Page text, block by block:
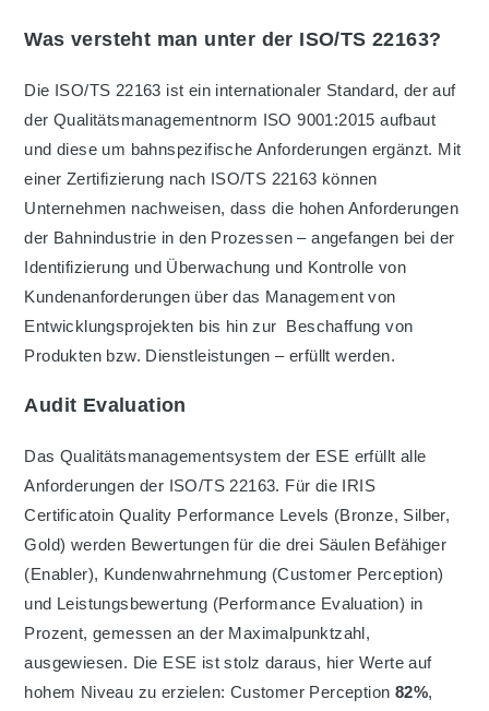
Was versteht man unter der ISO/TS 22163?
Die ISO/TS 22163 ist ein internationaler Standard, der auf
der Qualitätsmanagementnorm ISO 9001:2015 aufbaut
und diese um bahnspezifische Anforderungen ergänzt. Mit
einer Zertifizierung nach ISO/TS 22163 können
Unternehmen nachweisen, dass die hohen Anforderungen
der Bahnindustrie in den Prozessen – angefangen bei der
Identifizierung und Überwachung und Kontrolle von
Kundenanforderungen über das Management von
Entwicklungsprojekten bis hin zur Beschaffung von
Produkten bzw. Dienstleistungen – erfüllt werden.
Audit Evaluation
Das Qualitätsmanagementsystem der ESE erfüllt alle
Anforderungen der ISO/TS 22163. Für die IRIS
Certificatoin Quality Performance Levels (Bronze, Silber,
Gold) werden Bewertungen für die drei Säulen Befähiger
(Enabler), Kundenwahrnehmung (Customer Perception)
und Leistungsbewertung (Performance Evaluation) in
Prozent, gemessen an der Maximalpunktzahl,
ausgewiesen. Die ESE ist stolz daraus, hier Werte auf
hohem Niveau zu erzielen: Customer Perception 82%,